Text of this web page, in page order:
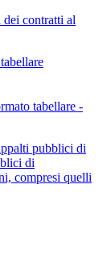
dei contratti al
tabellare -
pubblici di
di
compresi quelli